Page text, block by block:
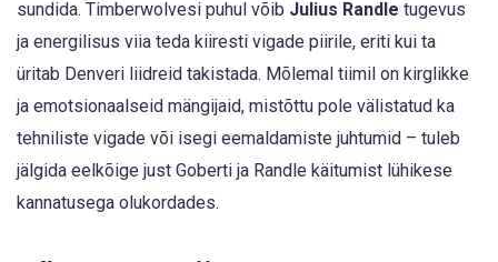
sundida. Timberwolvesi puhul võib Julius Randle tugevus
ja energilisus viia teda kiiresti vigade piirile, eriti kui ta
üritab Denveri liidreid takistada. Mõlemal tiimil on kirglikke
ja emotsionaalseid mängijaid, mistõttu pole välistatud ka
tehniliste vigade või isegi eemaldamiste juhtumid – tuleb
jälgida eelkõige just Goberti ja Randle käitumist lühikese
kannatusega olukordades.